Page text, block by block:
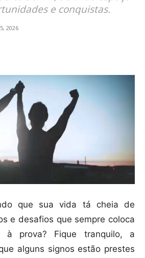
e conquistas.
2026
que sua vida tá cheia de
e desafios que sempre coloca
à prova? Fique tranquilo, a
alguns signos estão prestes